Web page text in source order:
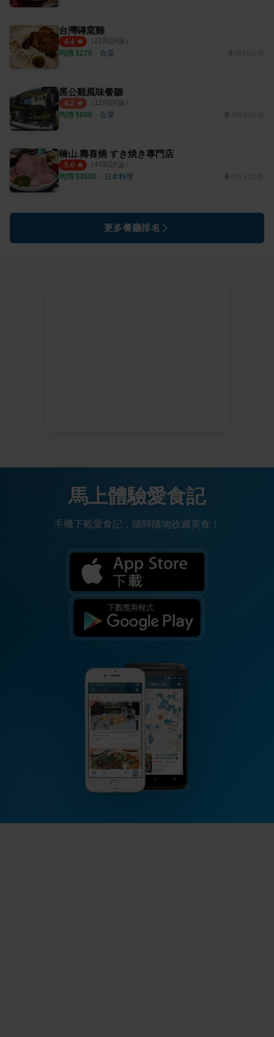
台灣磚窯雞
4.4 （ 22則評論）
均消 $270 ・ 合菜 854.6公里
黑公雞風味餐聽
4.2 （ 15則評論）
均消 $600 ・ 合菜 748.86公里
橋山.壽喜燒 すき焼き專門店
5.0 （ 44則評論）
均消 $3500 ・ 日本料理 875.51公里
更多餐廳排名
馬上體驗愛食記
手機下載愛食記，隨時隨地收藏美食！